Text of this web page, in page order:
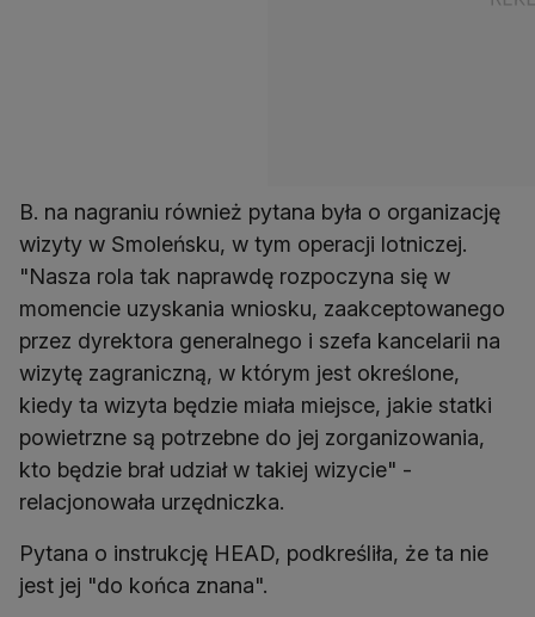
B. na nagraniu również pytana była o organizację
wizyty w Smoleńsku, w tym operacji lotniczej.
"Nasza rola tak naprawdę rozpoczyna się w
momencie uzyskania wniosku, zaakceptowanego
przez dyrektora generalnego i szefa kancelarii na
wizytę zagraniczną, w którym jest określone,
kiedy ta wizyta będzie miała miejsce, jakie statki
powietrzne są potrzebne do jej zorganizowania,
kto będzie brał udział w takiej wizycie" -
relacjonowała urzędniczka.
Pytana o instrukcję HEAD, podkreśliła, że ta nie
jest jej "do końca znana".